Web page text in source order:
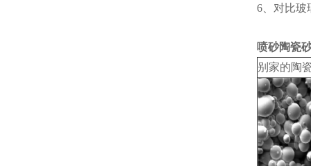
6、对比玻
喷砂陶瓷
别家的陶